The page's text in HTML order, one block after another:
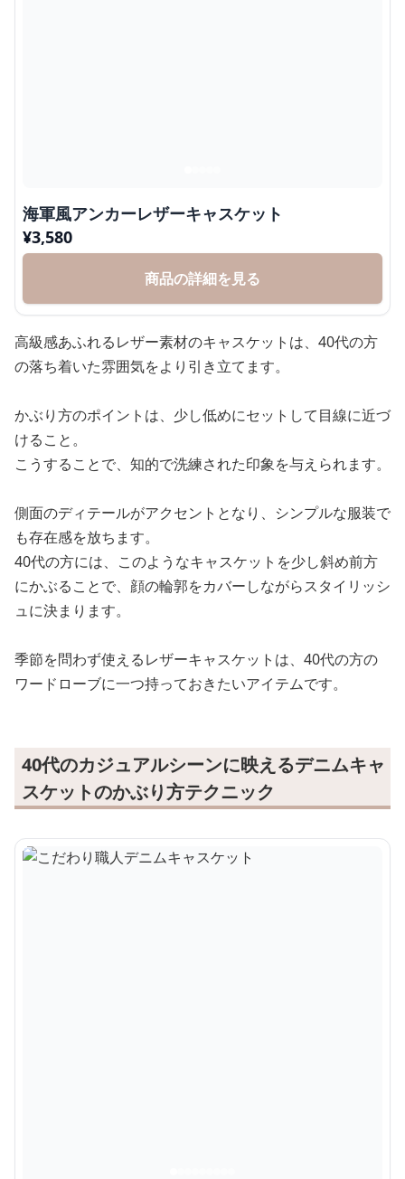
海軍風アンカーレザーキャスケット
¥3,580
商品の詳細を見る
高級感あふれるレザー素材のキャスケットは、40代の方
の落ち着いた雰囲気をより引き立てます。
かぶり方のポイントは、少し低めにセットして目線に近づ
けること。
こうすることで、知的で洗練された印象を与えられます。
側面のディテールがアクセントとなり、シンプルな服装で
も存在感を放ちます。
40代の方には、このようなキャスケットを少し斜め前方
にかぶることで、顔の輪郭をカバーしながらスタイリッシ
ュに決まります。
季節を問わず使えるレザーキャスケットは、40代の方の
ワードローブに一つ持っておきたいアイテムです。
40代のカジュアルシーンに映えるデニムキャ
スケットのかぶり方テクニック